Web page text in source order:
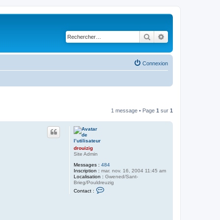
Rechercher
Connexion
1 message • Page 1 sur 1
drouizig
Site Admin
Messages : 484
Inscription : mar. nov. 16, 2004 11:45 am
Localisation : Gwened/Sant-
Brieg/Pouldreuzig
Contact :